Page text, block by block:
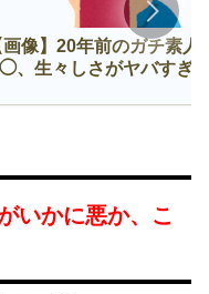
画像】20年前のガチ素人
、生々しさがヤバすぎ
いかに悪か、こ